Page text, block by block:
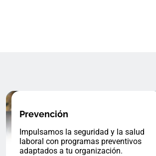
Prevención
Impulsamos la seguridad y la salud
laboral con programas preventivos
adaptados a tu organización.